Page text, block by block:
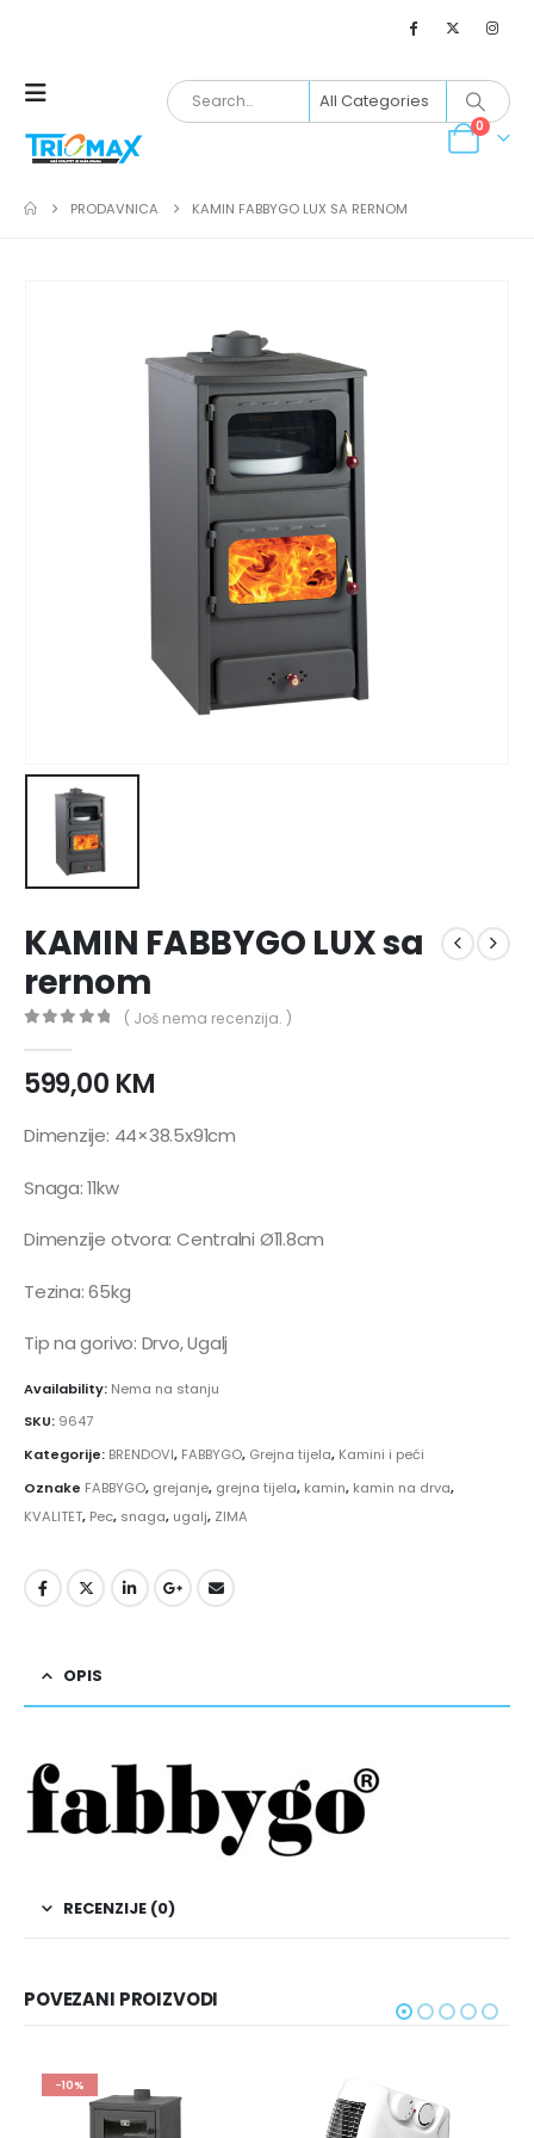
0
PRODAVNICA KAMIN FABBYGO LUX SA RERNOM
KAMIN FABBYGO LUX sa
rernom
( Još nema recenzija. )
599,00 KM
Dimenzije: 44×38.5x91cm
Snaga: 11kw
Dimenzije otvora: Centralni Ø11.8cm
Tezina: 65kg
Tip na gorivo: Drvo, Ugalj
Availability: Nema na stanju
SKU: 9647
Kategorije: BRENDOVI, FABBYGO, Grejna tijela, Kamini i peći
Oznake FABBYGO, grejanje, grejna tijela, kamin, kamin na drva,
KVALITET, Pec, snaga, ugalj, ZIMA
OPIS
RECENZIJE (0)
POVEZANI PROIZVODI
-10%